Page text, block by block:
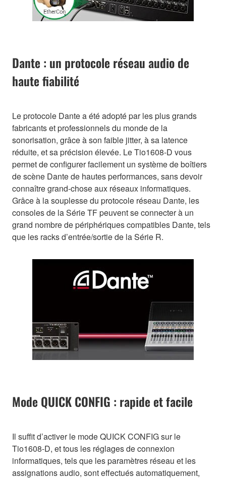
Dante : un protocole réseau audio de
haute fiabilité
Le protocole Dante a été adopté par les plus grands
fabricants et professionnels du monde de la
sonorisation, grâce à son faible jitter, à sa latence
réduite, et sa précision élevée. Le Tio1608-D vous
permet de configurer facilement un système de boîtiers
de scène Dante de hautes performances, sans devoir
connaître grand-chose aux réseaux informatiques.
Grâce à la souplesse du protocole réseau Dante, les
consoles de la Série TF peuvent se connecter à un
grand nombre de périphériques compatibles Dante, tels
que les racks d’entrée/sortie de la Série R.
Mode QUICK CONFIG : rapide et facile
Il suffit d’activer le mode QUICK CONFIG sur le
Tio1608-D, et tous les réglages de connexion
informatiques, tels que les paramètres réseau et les
assignations audio, sont effectués automatiquement,